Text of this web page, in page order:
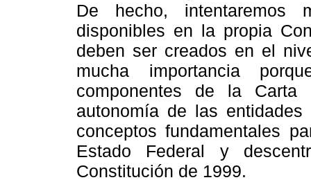
De hecho, intentaremos
disponibles en la propia
deben ser creados en el
mucha importancia
componentes de la
autonomía de las
conceptos fundamentales
Estado Federal y
Constitución de 1999.